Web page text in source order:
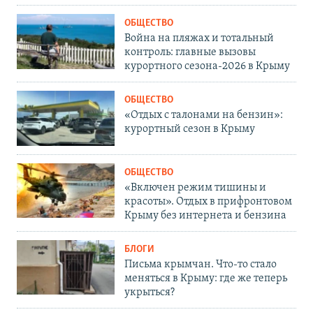
ОБЩЕСТВО
Война на пляжах и тотальный
контроль: главные вызовы
курортного сезона-2026 в Крыму
ОБЩЕСТВО
«Отдых с талонами на бензин»:
курортный сезон в Крыму
ОБЩЕСТВО
«Включен режим тишины и
красоты». Отдых в прифронтовом
Крыму без интернета и бензина
БЛОГИ
Письма крымчан. Что-то стало
меняться в Крыму: где же теперь
укрыться?